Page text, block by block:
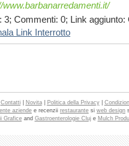
www.barbanarredamenti.it/
3; Commenti: 0; Link aggiunto:
Link Interrotto
Contatti| Novita| Politica della Privacy|
aziende e recenzii restaurante si web design
Graficeand Gastroenterologie Cluje Mulch